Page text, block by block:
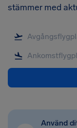
stämmer med
Använd